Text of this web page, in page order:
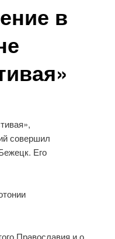
в
совершил
Его
Православия и о